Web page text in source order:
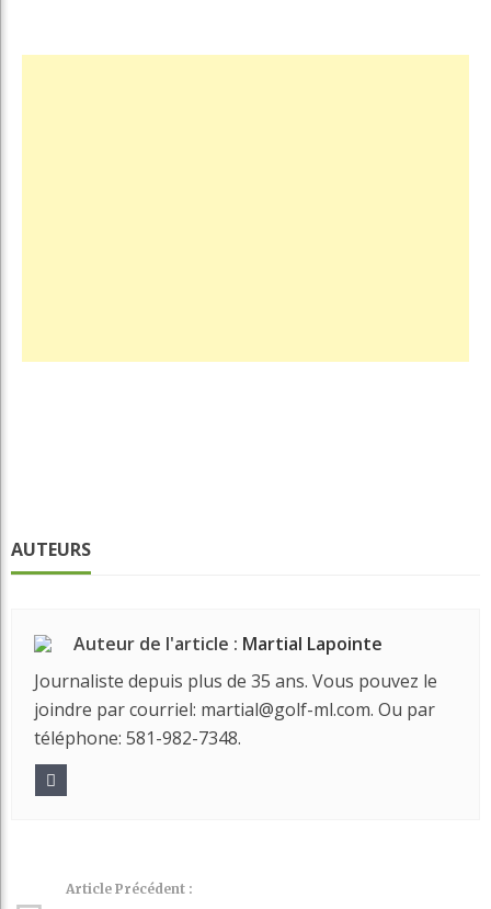
AUTEURS
Auteur de l'article : Martial Lapointe
Journaliste depuis plus de 35 ans. Vous pouvez le
joindre par courriel: martial@golf-ml.com. Ou par
téléphone: 581-982-7348.
Article Précédent :